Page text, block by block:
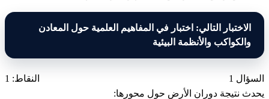
الاختبار التالي: اختبار في المفاهيم العلمية حول المعادن
والكواكب والأنظمة البيئية
السؤال 1
النقاط: 1
يحدث نتيجة دوران الأرض حول محورها: